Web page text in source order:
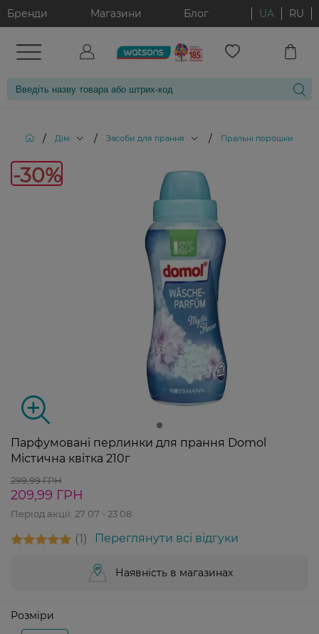
Бренди Магазини Блог UA RU
/ Дім / Засоби для прання / Пральні порошки
-30%
Парфумовані перлинки для прання Domol
Містична квітка 210г
299,99 ГРН
209,99 ГРН
Період акції: 27 07 - 23 08
1 Переглянути всі відгуки
Наявність в магазинах
Розміри